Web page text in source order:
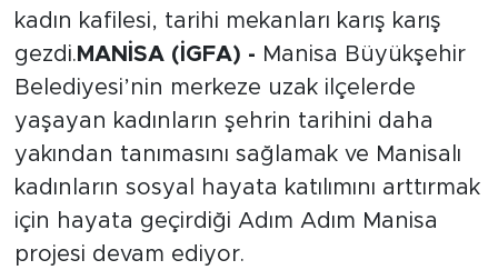
kadın kafilesi, tarihi mekanları karış karış
gezdi. MANİSA (İGFA) - Manisa Büyükşehir
Belediyesi’nin merkeze uzak ilçelerde
yaşayan kadınların şehrin tarihini daha
yakından tanımasını sağlamak ve Manisalı
kadınların sosyal hayata katılımını arttırmak
için hayata geçirdiği Adım Adım Manisa
projesi devam ediyor.